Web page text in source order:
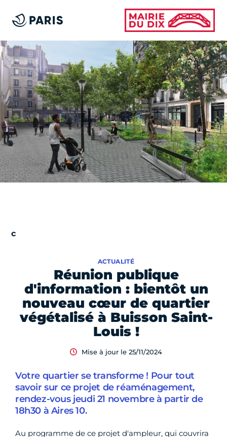
Réunion publique
d'information : bientôt un
nouveau cœur de quartier
végétalisé à Buisson Saint-
Louis !
ACTUALITÉ
Mise à jour le 25/11/2024
Votre quartier se transforme ! Pour tout
savoir sur ce projet de réaménagement,
rendez-vous jeudi 21 novembre à partir de
18h30 à Aires 10.
Au programme de ce projet d'ampleur, qui couvrira